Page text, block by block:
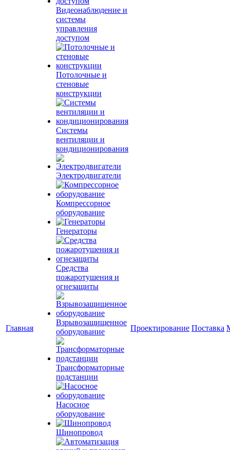
Главная
Видеонаблюдение и
системы
управления
доступом
Потолочные и
стеновые
конструкции
Системы
вентиляции и
кондиционирования
Электродвигатели
Компрессорное
оборудование
Генераторы
Средства
пожаротушения и
огнезащиты
Взрывозащищенное
оборудование
Трансформаторные
подстанции
Насосное
оборудование
Шинопровод
Проектирование Поставка